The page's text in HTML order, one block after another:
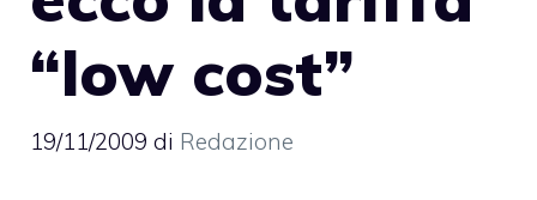
“low cost”
19/11/2009 di Redazione